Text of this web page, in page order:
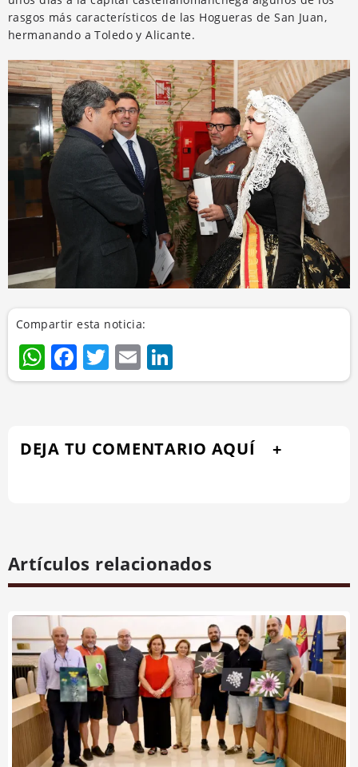
rasgos más característicos de las Hogueras de San Juan,
hermanando a Toledo y Alicante.
Compartir esta noticia:
WhatsApp
Facebook
Twitter
Email
DEJA TU COMENTARIO AQUÍ
Artículos relacionados